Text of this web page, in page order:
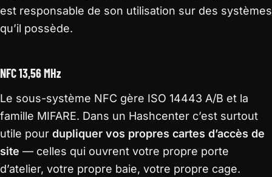
est responsable de son utilisation sur des systèmes
qu’il possède.
NFC 13,56 MHz
Le sous-système NFC gère ISO 14443 A/B et la
famille MIFARE. Dans un Hashcenter c’est surtout
utile pour dupliquer vos propres cartes d’accès de
site — celles qui ouvrent votre propre porte
d’atelier, votre propre baie, votre propre cage.